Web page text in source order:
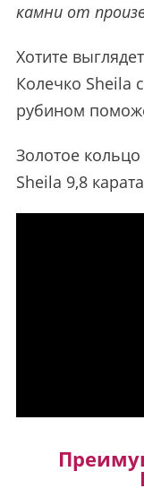
камни от
Хотите
Колечко Sheila
рубином
Золотое
Sheila 9,8